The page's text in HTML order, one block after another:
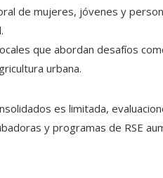
de mujeres, jóvenes y
que abordan desafíos
urbana.
es limitada,
y programas de RSE